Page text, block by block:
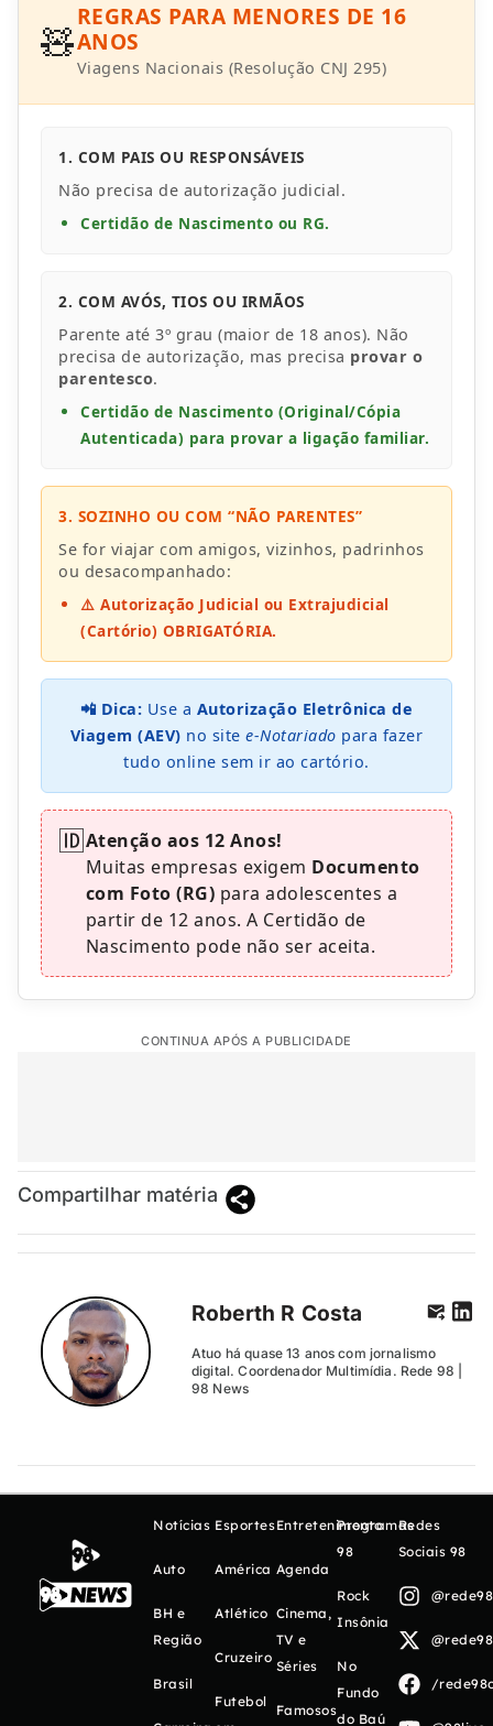
🧸
REGRAS PARA MENORES DE 16
ANOS
Viagens Nacionais (Resolução CNJ 295)
1. COM PAIS OU RESPONSÁVEIS
Não precisa de autorização judicial.
Certidão de Nascimento ou RG.
2. COM AVÓS, TIOS OU IRMÃOS
Parente até 3º grau (maior de 18 anos). Não
precisa de autorização, mas precisa provar o
parentesco.
Certidão de Nascimento (Original/Cópia
Autenticada) para provar a ligação familiar.
3. SOZINHO OU COM “NÃO PARENTES”
Se for viajar com amigos, vizinhos, padrinhos
ou desacompanhado:
⚠️ Autorização Judicial ou Extrajudicial
(Cartório) OBRIGATÓRIA.
📲 Dica: Use a Autorização Eletrônica de
Viagem (AEV) no sitee-Notariado para fazer
tudo online sem ir ao cartório.
🆔Atenção aos 12 Anos!
Muitas empresas exigem Documento
com Foto (RG) para adolescentes a
partir de 12 anos. A Certidão de
Nascimento pode não ser aceita.
CONTINUA APÓS A PUBLICIDADE
Compartilhar matéria
Roberth R Costa
Atuo há quase 13 anos com jornalismo
digital. Coordenador Multimídia. Rede 98 |
98 News
Notícias
Auto
BH e
Região
Brasil
Esportes
América
Atlético
Cruzeiro
Futebol
Entretenimento
Agenda
Cinema,
TV e
Séries
Famosos
Programas
98
Rock
Insônia
No
Fundo
do Baú
Redes
Sociais 98
/